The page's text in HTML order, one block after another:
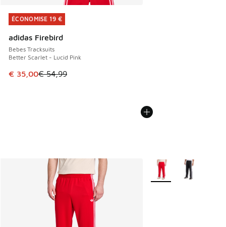
ÉCONOMISE 19 €
adidas Firebird
Bebes Tracksuits
Better Scarlet - Lucid Pink
Cet article est en promotion. Prix en baisse de € 54,99 à
€ 35,00€ 54,99
ÉCONOMISE 19 €
Plus de couleurs